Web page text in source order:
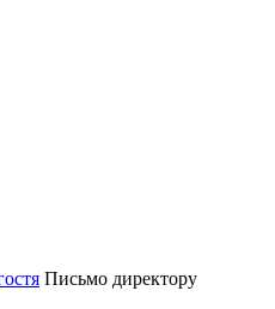
Письмо директору